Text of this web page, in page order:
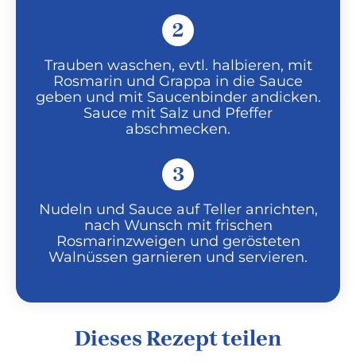
2
Trauben waschen, evtl. halbieren, mit
Rosmarin und Grappa in die Sauce
geben und mit Saucenbinder andicken.
Sauce mit Salz und Pfeffer
abschmecken.
3
Nudeln und Sauce auf Teller anrichten,
nach Wunsch mit frischen
Rosmarinzweigen und gerösteten
Walnüssen garnieren und servieren.
Dieses Rezept teilen